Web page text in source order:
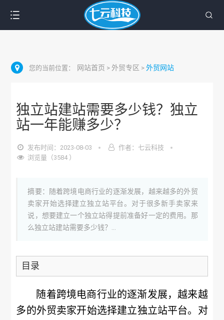
您的当前位置： 网站首页 > 外贸专区 >外贸网站
独立站建站需要多少钱？独立
站一年能赚多少？
发布时间：2023-08-03
作者：七云科技
浏览量（3584 ）
摘要：随着跨境电商行业的逐渐发展，越来越多的外贸
卖家开始选择建立独立站平台。对于很多新手卖家来
说，想要建立一个独立站得提前准备好一定的费用。那
么独立站建站需要多少钱？...
目录
随着跨境电商行业的逐渐发展，越来越
多的外贸卖家开始选择建立独立站平台。对